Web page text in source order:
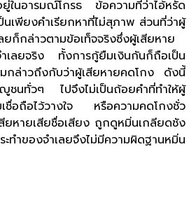
ยู่ในอารมณ์โกรธ ข้อความที่ว่าไอ้หรัด
เพียงคำเรียกหาที่ไม่สุภาพ ส่วนที่ว่าผู้
ยก็กล่าวตามข้อเท็จจริงซึ่งผู้เสียหาย
ำเลยจริง ทั้งการกู้ยืมเงินกันก็ถือเป็น
กล่าวถึงกับว่าผู้เสียหายคดโกง ดังนี้
ชนทั่วๆ ไปจึงไม่เป็นถ้อยคำที่ทำให้ผู้
เชื่อถือไว้วางใจ หรือความคดโกงชั่ว
สียหายเสียชื่อเสียง ถูกดูหมิ่นเกลียดชัง
ำของจำเลยจึงไม่มีความผิดฐานหมิ่น